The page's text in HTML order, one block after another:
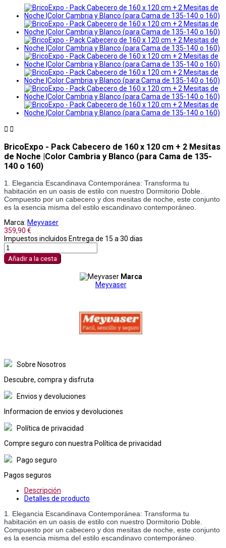
 
BricoExpo - Pack Cabecero de 160 x 120 cm + 2 Mesitas
de Noche |Color Cambria y Blanco (para Cama de 135-
140 o 160)
1. Elegancia Escandinava Contemporánea: Transforma tu
habitación en un oasis de estilo con nuestro Dormitorio Doble.
Compuesto por un cabecero y dos mesitas de noche, este conjunto
es la esencia misma del estilo escandinavo contemporáneo.
Marca: Meyvaser
359,90 €
Impuestos incluidos Entrega de 15 a 30 dias
Añadir a la cesta
Marca
Meyvaser
Sobre Nosotros
Descubre, compra y disfruta
Envios y devoluciones
Informacion de envios y devoluciones
Política de privacidad
Compre seguro con nuestra Política de privacidad
Pago seguro
Pagos seguros
Descripción
Detalles de producto
1. Elegancia Escandinava Contemporánea: Transforma tu
habitación en un oasis de estilo con nuestro Dormitorio Doble.
Compuesto por un cabecero y dos mesitas de noche, este conjunto
es la esencia misma del estilo escandinavo contemporáneo.